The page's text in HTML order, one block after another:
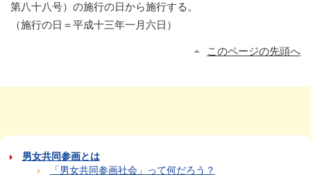
第八十八号）の施行の日から施行する。
（施行の日＝平成十三年一月六日）
このページの先頭へ